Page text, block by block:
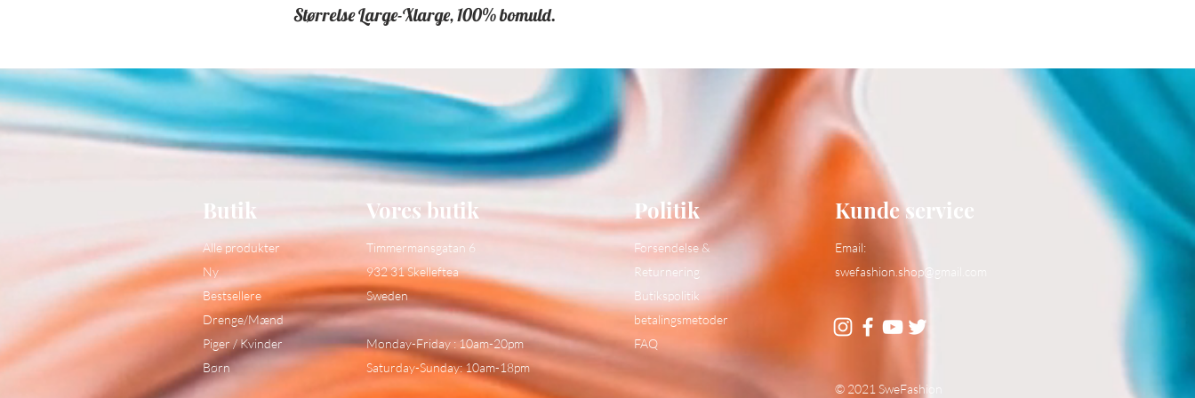
Størrelse Large-Xlarge, 100% bomuld.
Butik
Alle produkter
Ny
Bestsellere
Drenge/Mænd
Piger / Kvinder
Børn
Vores butik
Timmermansgatan 6
932 31 Skelleftea
Sweden
Monday-Friday : 10am-20pm
Saturday-Sunday: 10am-18pm
Politik
Forsendelse &
Returnering
Butikspolitik
betalingsmetoder
FAQ
Kunde service
Email:
swefashion.shop@gmail.com
© 2021 SweFashion